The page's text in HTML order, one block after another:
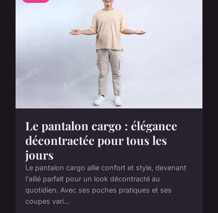
Le pantalon cargo : élégance
décontractée pour tous les
jours
Le pantalon cargo allie confort et style, devenant
l'allié parfait pour un look décontracté au
quotidien. Avec ses poches pratiques et ses
coupes vari...